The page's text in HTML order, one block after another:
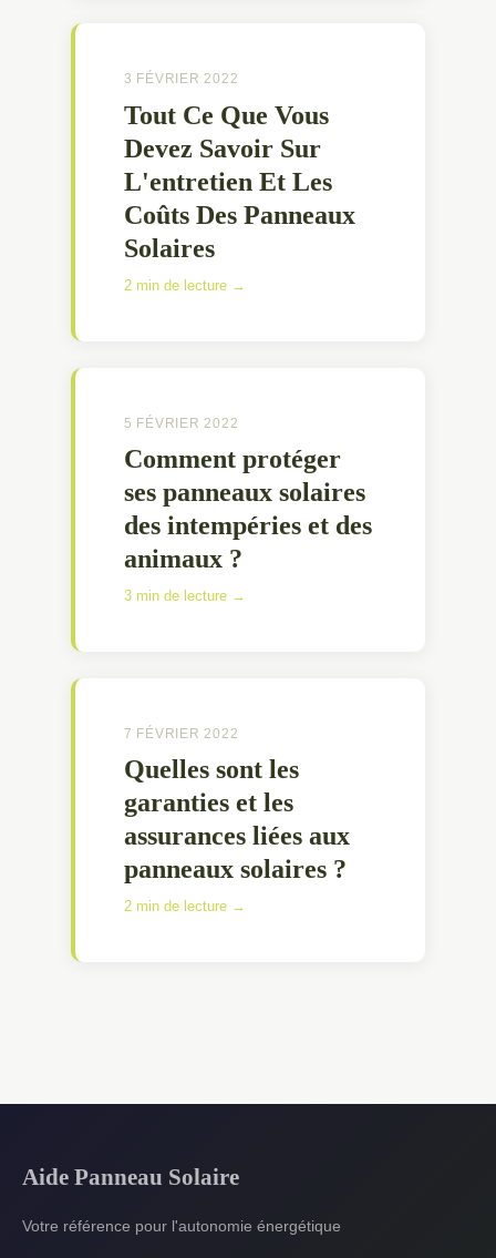
3 FÉVRIER 2022
Tout Ce Que Vous
Devez Savoir Sur
L'entretien Et Les
Coûts Des Panneaux
Solaires
2 min de lecture →
5 FÉVRIER 2022
Comment protéger
ses panneaux solaires
des intempéries et des
animaux ?
3 min de lecture →
7 FÉVRIER 2022
Quelles sont les
garanties et les
assurances liées aux
panneaux solaires ?
2 min de lecture →
Aide Panneau Solaire
Votre référence pour l'autonomie énergétique